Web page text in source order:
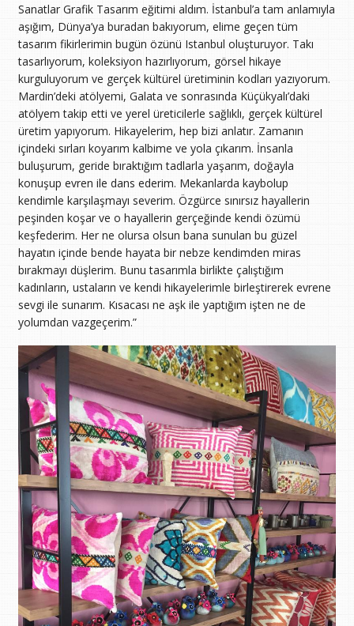
Sanatlar Grafik Tasarım eğitimi aldım. İstanbul’a tam anlamıyla
aşığım, Dünya’ya buradan bakıyorum, elime geçen tüm
tasarım fikirlerimin bugün özünü Istanbul oluşturuyor. Takı
tasarlıyorum, koleksiyon hazırlıyorum, görsel hikaye
kurguluyorum ve gerçek kültürel üretiminin kodları yazıyorum.
Mardin’deki atölyemi, Galata ve sonrasında Küçükyalı’daki
atölyem takip etti ve yerel üreticilerle sağlıklı, gerçek kültürel
üretim yapıyorum. Hikayelerim, hep bizi anlatır. Zamanın
içindeki sırları koyarım kalbime ve yola çıkarım. İnsanla
buluşurum, geride bıraktığım tadlarla yaşarım, doğayla
konuşup evren ile dans ederim. Mekanlarda kaybolup
kendimle karşılaşmayı severim. Özgürce sınırsız hayallerin
peşinden koşar ve o hayallerin gerçeğinde kendi özümü
keşfederim. Her ne olursa olsun bana sunulan bu güzel
hayatın içinde bende hayata bir nebze kendimden miras
bırakmayı düşlerim. Bunu tasarımla birlikte çalıştığım
kadınların, ustaların ve kendi hikayelerimle birleştirerek evrene
sevgi ile sunarım. Kısacası ne aşk ile yaptığım işten ne de
yolumdan vazgeçerim.”